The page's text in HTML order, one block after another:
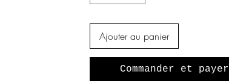
Ajouter au panier
Commander et payer